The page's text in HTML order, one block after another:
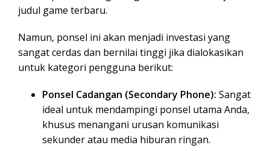
judul game terbaru.
Namun, ponsel ini akan menjadi investasi yang
sangat cerdas dan bernilai tinggi jika dialokasikan
untuk kategori pengguna berikut:
Ponsel Cadangan (Secondary Phone): Sangat
ideal untuk mendampingi ponsel utama Anda,
khusus menangani urusan komunikasi
sekunder atau media hiburan ringan.